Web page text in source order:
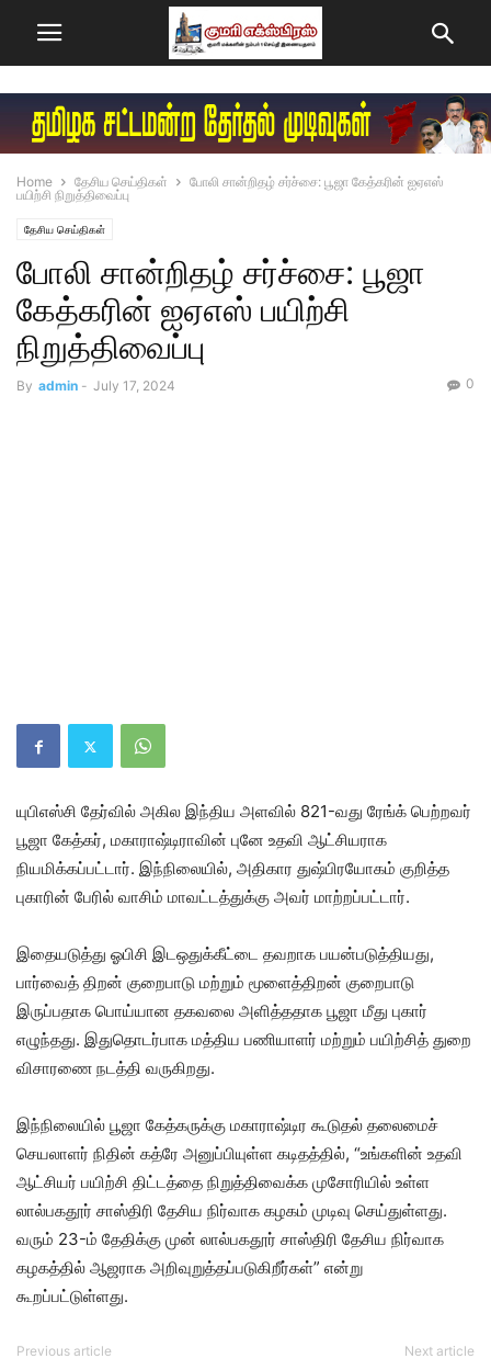
Home தேசிய செய்திகள்
போலி சான்றிதழ் சர்ச்சை: பூஜா கேத்கரின் ஐஏஎஸ்
பயிற்சி நிறுத்திவைப்பு
தேசிய செய்திகள்
போலி சான்றிதழ் சர்ச்சை: பூஜா
கேத்கரின் ஐஏஎஸ் பயிற்சி
நிறுத்திவைப்பு
By admin - July 17, 2024 0
யுபிஎஸ்சி தேர்வில் அகில இந்திய அளவில் 821-வது ரேங்க் பெற்றவர்
பூஜா கேத்கர், மகாராஷ்டிராவின் புனே உதவி ஆட்சியராக
நியமிக்கப்பட்டார். இந்நிலையில், அதிகார துஷ்பிரயோகம் குறித்த
புகாரின் பேரில் வாசிம் மாவட்டத்துக்கு அவர் மாற்றப்பட்டார்.
இதையடுத்து ஓபிசி இடஒதுக்கீட்டை தவறாக பயன்படுத்தியது,
பார்வைத் திறன் குறைபாடு மற்றும் மூளைத்திறன் குறைபாடு
இருப்பதாக பொய்யான தகவலை அளித்ததாக பூஜா மீது புகார்
எழுந்தது. இதுதொடர்பாக மத்திய பணியாளர் மற்றும் பயிற்சித் துறை
விசாரணை நடத்தி வருகிறது.
இந்நிலையில் பூஜா கேத்கருக்கு மகாராஷ்டிர கூடுதல் தலைமைச்
செயலாளர் நிதின் கத்ரே அனுப்பியுள்ள கடிதத்தில், “உங்களின் உதவி
ஆட்சியர் பயிற்சி திட்டத்தை நிறுத்திவைக்க முசோரியில் உள்ள
லால்பகதூர் சாஸ்திரி தேசிய நிர்வாக கழகம் முடிவு செய்துள்ளது.
வரும் 23-ம் தேதிக்கு முன் லால்பகதூர் சாஸ்திரி தேசிய நிர்வாக
கழகத்தில் ஆஜராக அறிவுறுத்தப்படுகிறீர்கள்” என்று
கூறப்பட்டுள்ளது.
Previous article Next article